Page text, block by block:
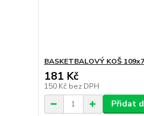
BASKETBALOVÝ KOŠ
181 Kč
150 Kč bez DPH
Přidat